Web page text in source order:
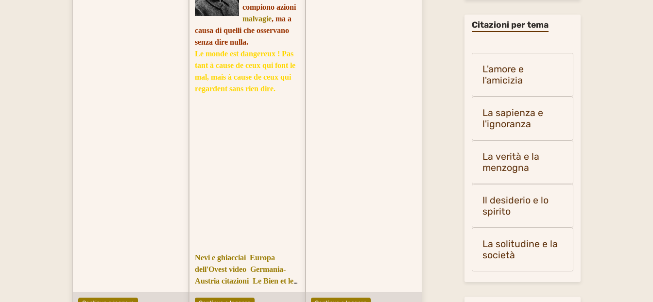
compiono azioni
malvagie, ma a
causa di quelli che osservano
senza dire nulla.
Le monde est dangereux ! Pas
tant à cause de ceux qui font le
mal, mais à cause de ceux qui
regardent sans rien dire.
Nevi e ghiacciai Europa
dell'Ovest video Germania-
Austria citazioni Le Bien et le
Mal Il Coraggio e la Paura
Citazioni per tema
L'amore e
l'amicizia
La sapienza e
l'ignoranza
La verità e la
menzogna
Il desiderio e lo
spirito
La solitudine e la
società